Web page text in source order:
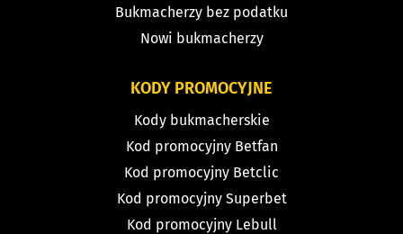
Bukmacherzy bez podatku
Nowi bukmacherzy
KODY PROMOCYJNE
Kody bukmacherskie
Kod promocyjny Betfan
Kod promocyjny Betclic
Kod promocyjny Superbet
Kod promocyjny Lebull